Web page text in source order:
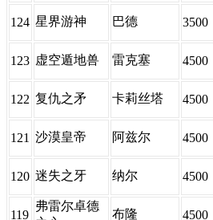
124 星界游神 巴德 3500
123 虚空遁地兽 雷克塞 4500
122 复仇之矛 卡莉丝塔 4500
121 沙漠皇帝 阿兹尔 4500
120 迷失之牙 纳尔 4500
119
弗雷尔卓德
布隆 4500